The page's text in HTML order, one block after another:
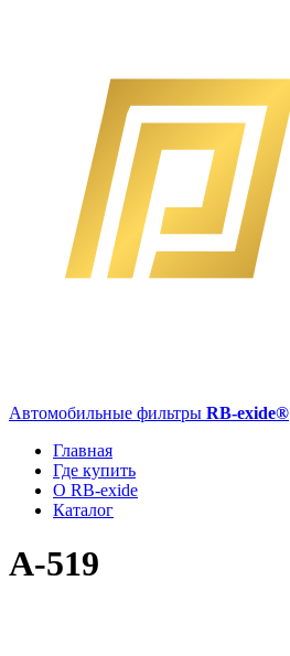
Автомобильные фильтры RB-exide®
Главная
Где купить
О RB-exide
Каталог
A-519